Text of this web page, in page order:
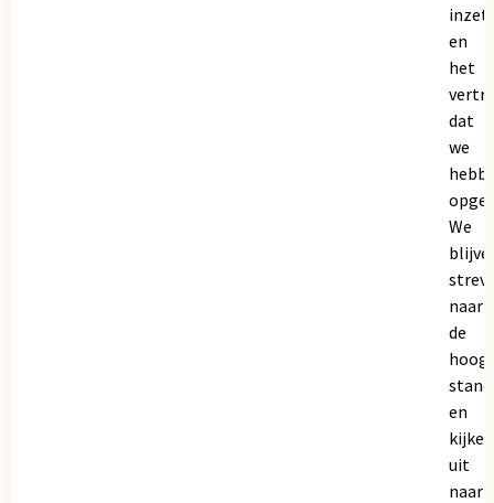
inzet
en
het
dat
we
We
naar
de
en
kijken
uit
naar